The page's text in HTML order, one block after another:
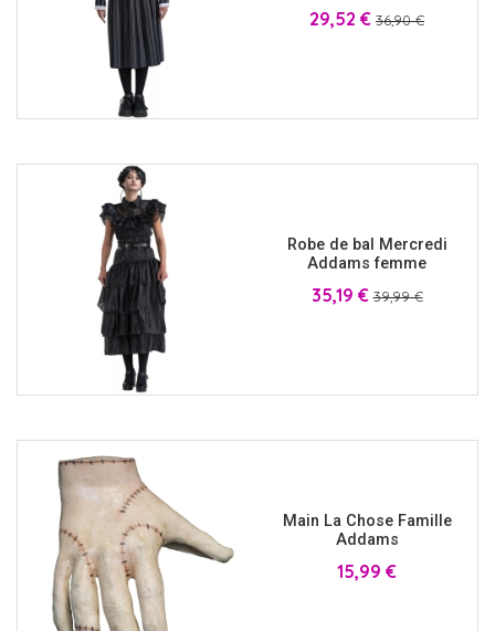
Prix
29,52 € Prix
36,90 €
Robe de bal Mercredi
Addams femme
Prix
35,19 € Prix
39,99 €
Main La Chose Famille
Addams
Prix
15,99 €